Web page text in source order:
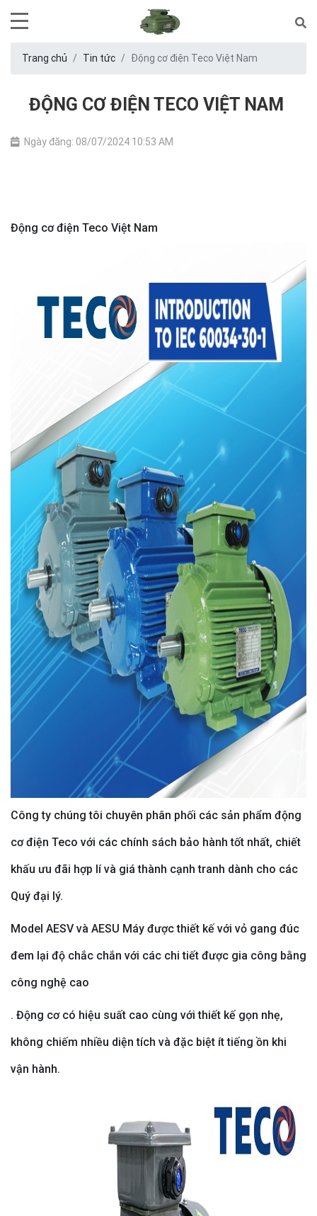
Trang chủ Tin tức Động cơ điện Teco Việt Nam
ĐỘNG CƠ ĐIỆN TECO VIỆT NAM
Ngày đăng: 08/07/2024 10:53 AM
Động cơ điện Teco Việt Nam
Công ty chúng tôi chuyên phân phối các sản phẩm động
cơ điện Teco với các chính sách bảo hành tốt nhất, chiết
khấu ưu đãi hợp lí và giá thành cạnh tranh dành cho các
Quý đại lý.
Model AESV và AESU Máy được thiết kế với vỏ gang đúc
đem lại độ chắc chắn với các chi tiết được gia công bằng
công nghệ cao
. Động cơ có hiệu suất cao cùng với thiết kế gọn nhẹ,
không chiếm nhiều diện tích và đặc biệt ít tiếng ồn khi
vận hành.